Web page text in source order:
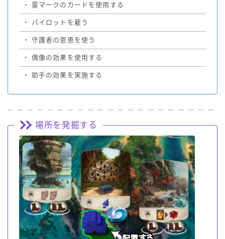
・ 雷マークのカードを使用する
・ パイロットを雇う
・ 守護者の恩恵を使う
・ 偶像の効果を使用する
・ 助手の効果を実施する
場所を発掘する